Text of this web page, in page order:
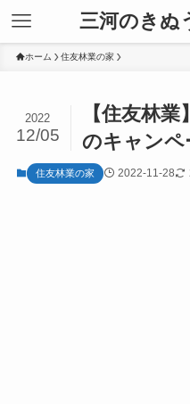
三河のきぬ
ホーム 住友林業の家
【住友林
のキャンペ
2022
12/05
住友林業の家 2022-11-28